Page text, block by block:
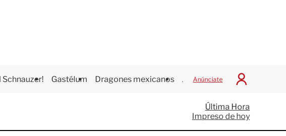
Schnauzer! Gastélum Dragones mexicanos Juegos Centroamericanos
Anúnciate
I
c
i
a
Última Hora
Impreso de hoy